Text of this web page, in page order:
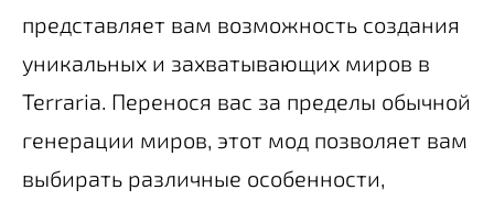
представляет вам возможность создания
уникальных и захватывающих миров в
Terraria. Перенося вас за пределы обычной
генерации миров, этот мод позволяет вам
выбирать различные особенности,